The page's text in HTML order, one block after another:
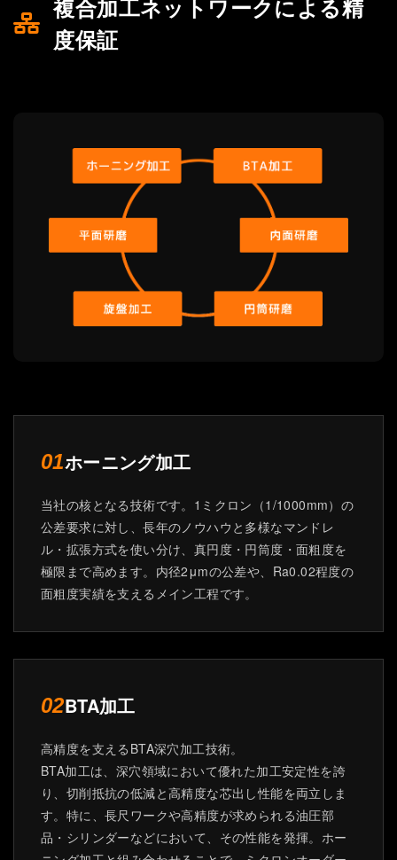
複合加工ネットワークによる精
度保証
01ホーニング加工
当社の核となる技術です。1ミクロン（1/1000mm）の
公差要求に対し、長年のノウハウと多様なマンドレ
ル・拡張方式を使い分け、真円度・円筒度・面粗度を
極限まで高めます。内径2μmの公差や、Ra0.02程度の
面粗度実績を支えるメイン工程です。
02BTA加工
高精度を支えるBTA深穴加工技術。
BTA加工は、深穴領域において優れた加工安定性を誇
り、切削抵抗の低減と高精度な芯出し性能を両立しま
す。特に、長尺ワークや高精度が求められる油圧部
品・シリンダーなどにおいて、その性能を発揮。ホー